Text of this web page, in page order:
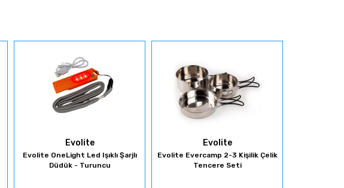
Evolite
Evolite OneLight Led Işıklı Şarjlı
Düdük - Turuncu
Evolite
Evolite Evercamp 2-3 Kişilik Çelik
Tencere Seti